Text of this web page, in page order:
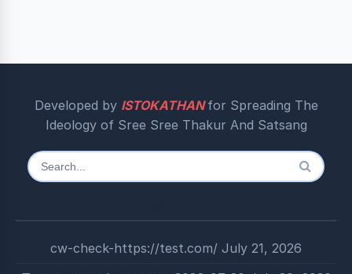
Developed by ISTOKATHAN for Spreading The
Ideology of Sree Sree Thakur And Satsang
Search
cw-check-https://test.com/ July 21, 2026